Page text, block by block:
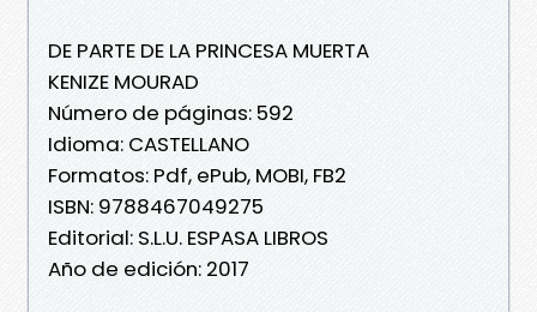
DE PARTE DE LA PRINCESA MUERTA
KENIZE MOURAD
Número de páginas: 592
Idioma: CASTELLANO
Formatos: Pdf, ePub, MOBI, FB2
ISBN: 9788467049275
Editorial: S.L.U. ESPASA LIBROS
Año de edición: 2017